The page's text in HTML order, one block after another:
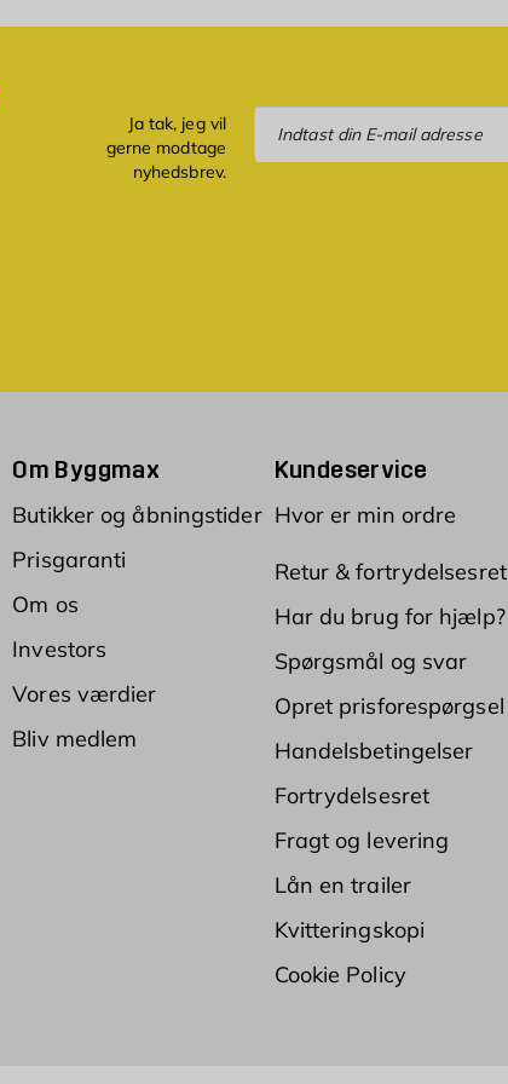
Ja tak, jeg vil
gerne modtage
nyhedsbrev.
Tilmeld
Om Byggmax
Butikker og åbningstider
Prisgaranti
Om os
Investors
Vores værdier
Bliv medlem
Kundeservice
Hvor er min ordre
Retur & fortrydelsesret
Har du brug for hjælp?
Spørgsmål og svar
Opret prisforespørgsel
Handelsbetingelser
Fortrydelsesret
Fragt og levering
Lån en trailer
Kvitteringskopi
Cookie Policy